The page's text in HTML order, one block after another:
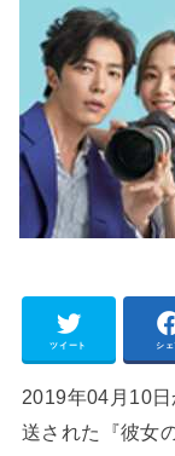
ツイート シェ
2019年04月10
送された『彼女